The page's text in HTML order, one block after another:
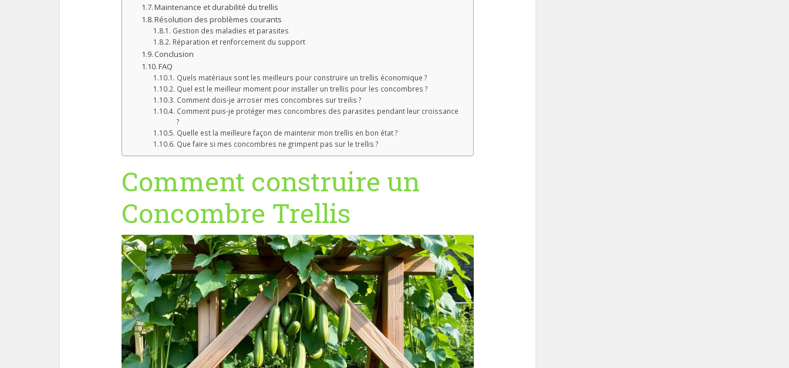
Maintenance et durabilité du trellis
Résolution des problèmes courants
Gestion des maladies et parasites
Réparation et renforcement du support
Conclusion
FAQ
Quels matériaux sont les meilleurs pour construire un trellis économique ?
Quel est le meilleur moment pour installer un trellis pour les concombres ?
Comment dois-je arroser mes concombres sur treilis ?
Comment puis-je protéger mes concombres des parasites pendant leur croissance
?
Quelle est la meilleure façon de maintenir mon trellis en bon état ?
Que faire si mes concombres ne grimpent pas sur le trellis ?
Comment construire un
Concombre Trellis